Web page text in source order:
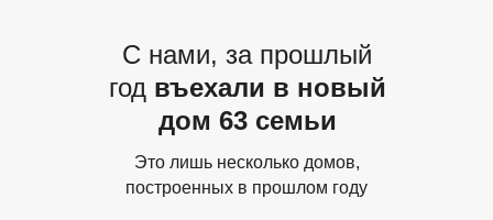
С нами, за прошлый
год въехали в новый
дом 63 семьи
Это лишь несколько домов,
построенных в прошлом году